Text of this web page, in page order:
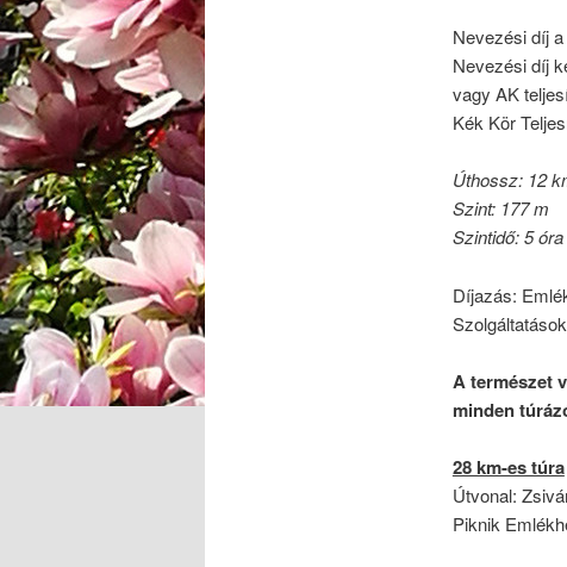
Nevezési díj
Nevezési díj
vagy AK
Kék Kör
Úthossz: 12
Szint: 177 m
Szintidő: 5 óra
Díjazás:
A természet
minden
28 km-es túra
Útvonal:
Piknik